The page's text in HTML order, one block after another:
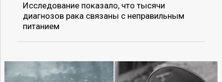
Исследование показало, что тысячи
диагнозов рака связаны с неправильным
питанием